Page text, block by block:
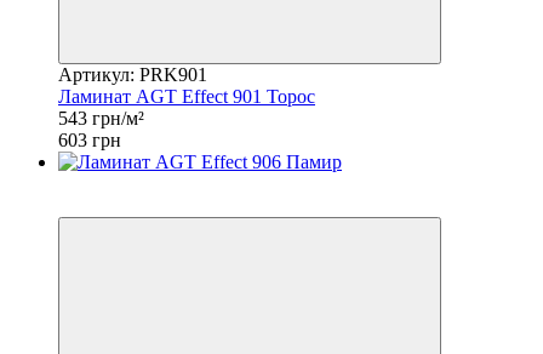
Артикул: PRK901
Ламинат AGT Effect 901 Торос
543 грн/м²
603 грн